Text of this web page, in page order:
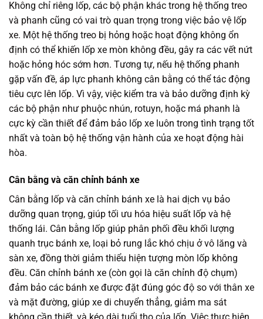
Không chỉ riêng lốp, các bộ phận khác trong hệ thống treo
và phanh cũng có vai trò quan trọng trong việc bảo vệ lốp
xe. Một hệ thống treo bị hỏng hoặc hoạt động không ổn
định có thể khiến lốp xe mòn không đều, gây ra các vết nứt
hoặc hỏng hóc sớm hơn. Tương tự, nếu hệ thống phanh
gặp vấn đề, áp lực phanh không cân bằng có thể tác động
tiêu cực lên lốp. Vì vậy, việc kiểm tra và bảo dưỡng định kỳ
các bộ phận như phuộc nhún, rotuyn, hoặc má phanh là
cực kỳ cần thiết để đảm bảo lốp xe luôn trong tình trạng tốt
nhất và toàn bộ hệ thống vận hành của xe hoạt động hài
hòa.
Cân bằng và căn chỉnh bánh xe
Cân bằng lốp và căn chỉnh bánh xe là hai dịch vụ bảo
dưỡng quan trọng, giúp tối ưu hóa hiệu suất lốp và hệ
thống lái. Cân bằng lốp giúp phân phối đều khối lượng
quanh trục bánh xe, loại bỏ rung lắc khó chịu ở vô lăng và
sàn xe, đồng thời giảm thiểu hiện tượng mòn lốp không
đều. Căn chỉnh bánh xe (còn gọi là căn chỉnh độ chụm)
đảm bảo các bánh xe được đặt đúng góc độ so với thân xe
và mặt đường, giúp xe di chuyển thẳng, giảm ma sát
không cần thiết, và kéo dài tuổi thọ của lốp. Việc thực hiện